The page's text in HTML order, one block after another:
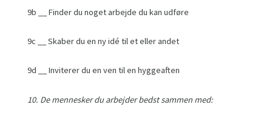
9b __ Finder du noget arbejde du kan udføre
9c __ Skaber du en ny idé til et eller andet
9d __ Inviterer du en ven til en hyggeaften
10. De mennesker du arbejder bedst sammen med: